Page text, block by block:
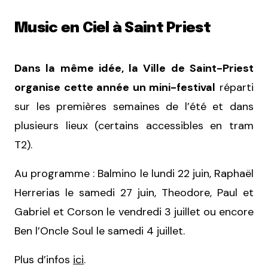
Music en Ciel à Saint Priest
Dans la même idée, la Ville de Saint-Priest
organise cette année un mini-festival réparti
sur les premières semaines de l’été et dans
plusieurs lieux (certains accessibles en tram
T2).
Au programme : Balmino le lundi 22 juin, Raphaël
Herrerias le samedi 27 juin, Theodore, Paul et
Gabriel et Corson le vendredi 3 juillet ou encore
Ben l’Oncle Soul le samedi 4 juillet.
Plus d’infos ici.